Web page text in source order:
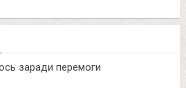
заради перемоги